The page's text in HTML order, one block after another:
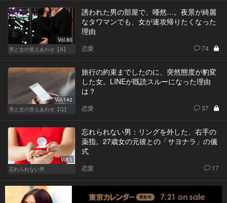
Vol.80
男と女の答えあわせ【A】
誘われた男の部屋で、唖然…。夜景が綺麗
なタワマンでも、女が速攻帰りたくなった
理由
恋愛 74
Vol.142
男と女の答えあわせ【Q】
旅行の約束までしたのに、突然態度が豹変
した女。LINEが既読スルーになった理由
は？
恋愛 37
Vol.1
忘れられない男
忘れられない男：リングを外した、右手の
薬指。27歳女の元彼との「サヨナラ」の儀
式
恋愛 17